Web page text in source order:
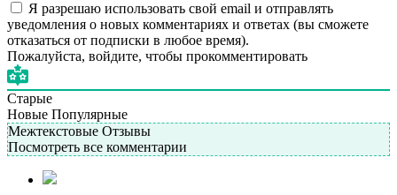
Я разрешаю использовать свой email и отправлять
уведомления о новых комментариях и ответах (вы cможете
отказаться от подписки в любое время).
Пожалуйста, войдите, чтобы прокомментировать
Старые
Новые Популярные
Межтекстовые Отзывы
Посмотреть все комментарии